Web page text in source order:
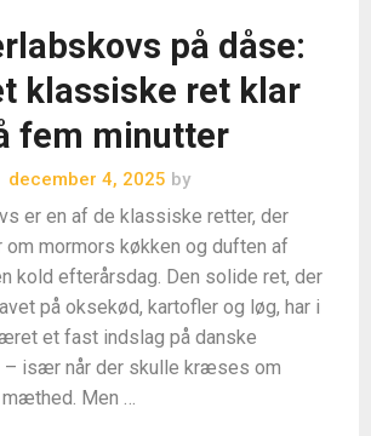
på dåse:
klassiske ret klar
fem minutter
december 4, 2025 by
er en af de klassiske retter, der
mormors køkken og duften af
kold efterårsdag. Den solide ret, der
på oksekød, kartofler og løg, har i
et fast indslag på danske
– især når der skulle kræses om
Men …